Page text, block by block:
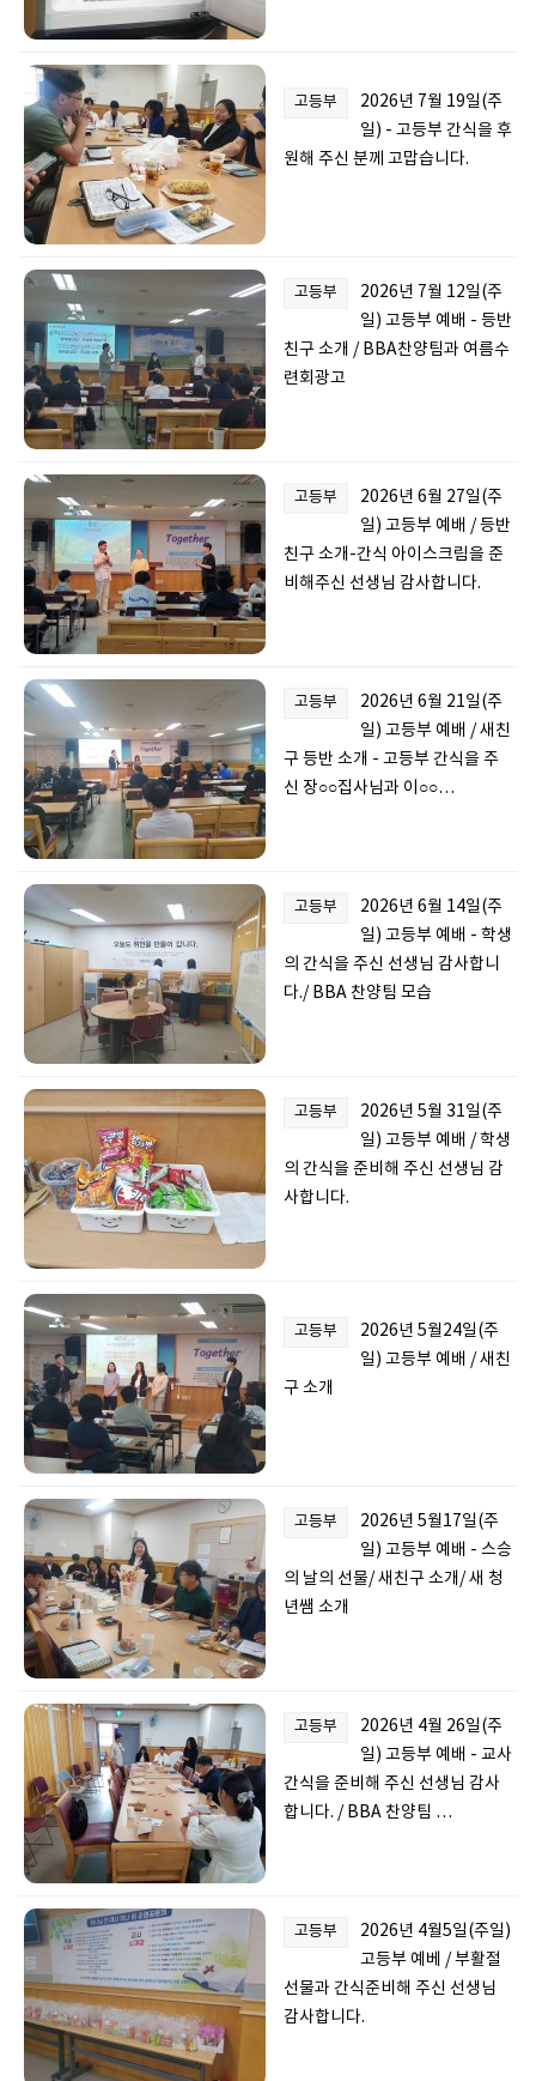
고등부
2026년 7월 19일(주
일) - 고등부 간식을 후
원해 주신 분께 고맙습니다.
고등부
2026년 7월 12일(주
일) 고등부 예배 - 등반
친구 소개 / BBA찬양팀과 여름수
련회광고
고등부
2026년 6월 27일(주
일) 고등부 예배 / 등반
친구 소개-간식 아이스크림을 준
비해주신 선생님 감사합니다.
고등부
2026년 6월 21일(주
일) 고등부 예배 / 새친
구 등반 소개 - 고등부 간식을 주
신 장○○집사님과 이○○…
고등부
2026년 6월 14일(주
일) 고등부 예배 - 학생
의 간식을 주신 선생님 감사합니
다./ BBA 찬양팀 모습
고등부
2026년 5월 31일(주
일) 고등부 예배 / 학생
의 간식을 준비해 주신 선생님 감
사합니다.
고등부
2026년 5월24일(주
일) 고등부 예배 / 새친
구 소개
고등부
2026년 5월17일(주
일) 고등부 예배 - 스승
의 날의 선물/ 새친구 소개/ 새 청
년쌤 소개
고등부
2026년 4월 26일(주
일) 고등부 예배 - 교사
간식을 준비해 주신 선생님 감사
합니다. / BBA 찬양팀 …
고등부
2026년 4월5일(주일)
고등부 예베 / 부활절
선물과 간식준비해 주신 선생님
감사합니다.